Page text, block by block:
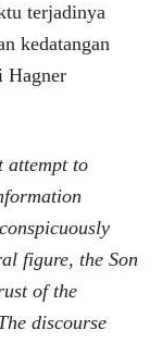
terjadinya
kedatangan
Hagner
attempt to
figure, the Son
of the
discourse